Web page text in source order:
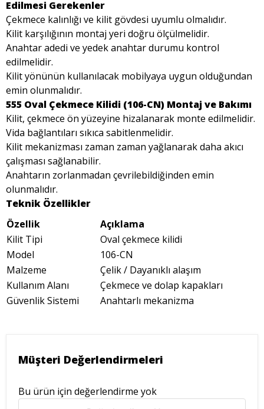
Edilmesi Gerekenler
Çekmece kalınlığı ve kilit gövdesi uyumlu olmalıdır.
Kilit karşılığının montaj yeri doğru ölçülmelidir.
Anahtar adedi ve yedek anahtar durumu kontrol
edilmelidir.
Kilit yönünün kullanılacak mobilyaya uygun olduğundan
emin olunmalıdır.
555 Oval Çekmece Kilidi (106-CN) Montaj ve Bakımı
Kilit, çekmece ön yüzeyine hizalanarak monte edilmelidir.
Vida bağlantıları sıkıca sabitlenmelidir.
Kilit mekanizması zaman zaman yağlanarak daha akıcı
çalışması sağlanabilir.
Anahtarın zorlanmadan çevrilebildiğinden emin
olunmalıdır.
Teknik Özellikler
Özellik
Açıklama
Kilit Tipi
Oval çekmece kilidi
Model
106-CN
Malzeme
Çelik / Dayanıklı alaşım
Kullanım Alanı
Çekmece ve dolap kapakları
Güvenlik Sistemi
Anahtarlı mekanizma
Müşteri Değerlendirmeleri
Bu ürün için değerlendirme yok